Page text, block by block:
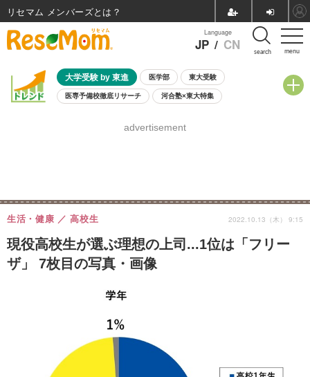
menu
Language
JP / CN search
大学受験 by 東進 医学部 東大受験
医専予備校徹底リサーチ 河合塾×東大特集
8月開催学校説明会・相談会
advertisement
現役高校生が選ぶ理想の上司...1位は「フリー
ザ」 7枚目の写真・画像
生活・健康 高校生 2022.10.13（木） 9:15
リセマム メンバーズ